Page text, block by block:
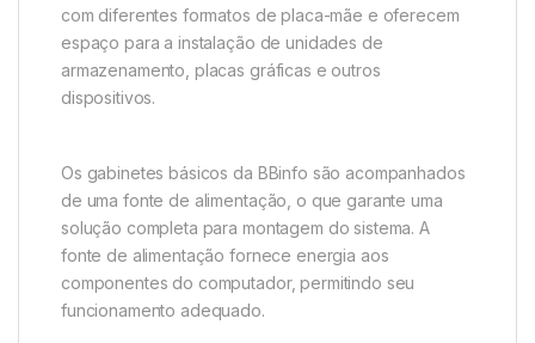
com diferentes formatos de placa-mãe e oferecem
espaço para a instalação de unidades de
armazenamento, placas gráficas e outros
dispositivos.
Os gabinetes básicos da BBinfo são acompanhados
de uma fonte de alimentação, o que garante uma
solução completa para montagem do sistema. A
fonte de alimentação fornece energia aos
componentes do computador, permitindo seu
funcionamento adequado.